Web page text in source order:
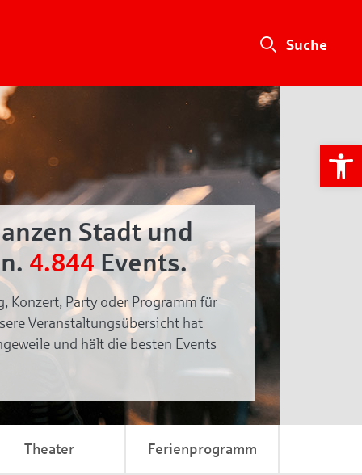
Stadt und
4.844Events.
Konzert, Party oder Programm für
Veranstaltungsübersicht hat
und hält die besten Events
Theater Ferienprogramm